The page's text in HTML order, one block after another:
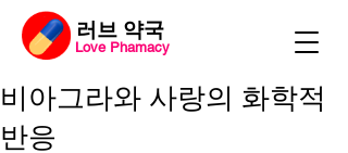
​러브 약국
Love Phamacy
비아그라와 사랑의 화학적
반응